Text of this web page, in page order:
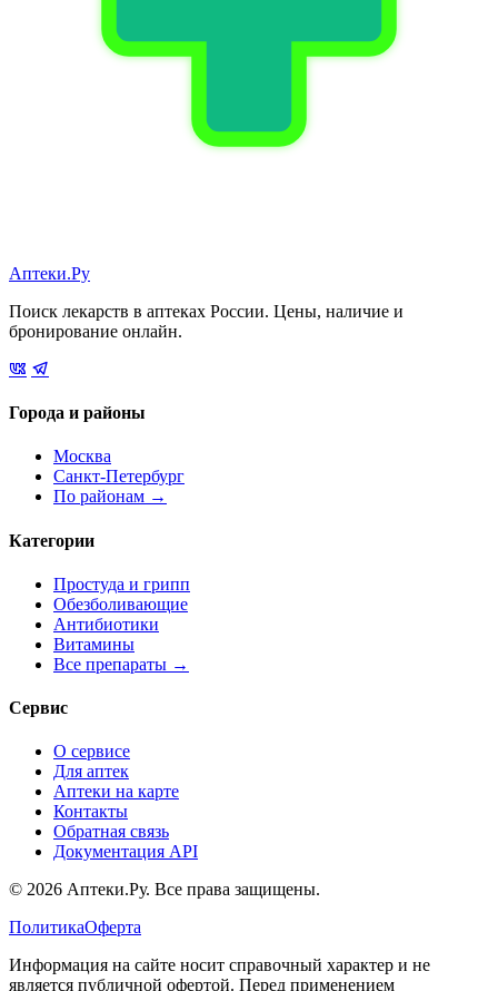
Аптеки.Ру
Поиск лекарств в аптеках России. Цены, наличие и
бронирование онлайн.
Города и районы
Москва
Санкт-Петербург
По районам →
Категории
Простуда и грипп
Обезболивающие
Антибиотики
Витамины
Все препараты →
Сервис
О сервисе
Для аптек
Аптеки на карте
Контакты
Обратная связь
Документация API
© 2026 Аптеки.Ру. Все права защищены.
ПолитикаОферта
Информация на сайте носит справочный характер и не
является публичной офертой. Перед применением